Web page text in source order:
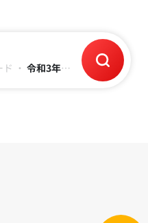
ド ・ 令和3年(2021) ・～3万キロ